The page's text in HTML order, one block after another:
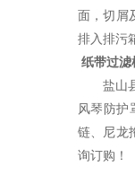
面，切屑
排入排污
纸带过滤
盐山
风琴防
链、尼龙
询订购！